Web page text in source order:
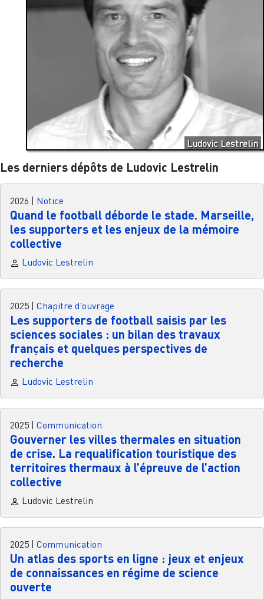
Ludovic Lestrelin
Les derniers dépôts de Ludovic Lestrelin
2026 Notice
Quand le football déborde le stade. Marseille,
les supporters et les enjeux de la mémoire
collective
Ludovic Lestrelin
2025 Chapitre d'ouvrage
Les supporters de football saisis par les
sciences sociales : un bilan des travaux
français et quelques perspectives de
recherche
Ludovic Lestrelin
2025 Communication
Gouverner les villes thermales en situation
de crise. La requalification touristique des
territoires thermaux à l’épreuve de l’action
collective
Ludovic Lestrelin
2025 Communication
Un atlas des sports en ligne : jeux et enjeux
de connaissances en régime de science
ouverte